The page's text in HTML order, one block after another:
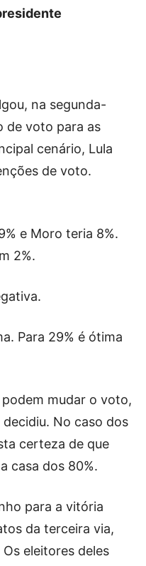
na segunda-
de voto para as
cenário, Lula
de voto.
e Moro teria 8%.
2%.
Para 29% é ótima
mudar o voto,
decidiu. No caso dos
certeza de que
casa dos 80%.
para a vitória
da terceira via,
eleitores deles